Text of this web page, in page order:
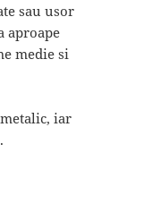
sau usor
aproape
medie si
iar